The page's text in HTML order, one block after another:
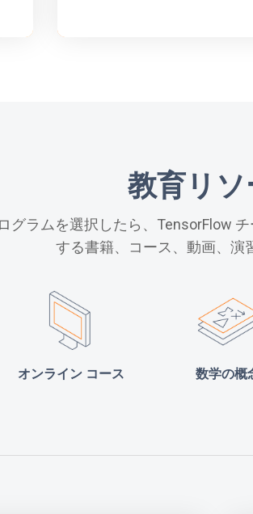
教育リソ
グラムを選択したら、TensorFlow
する書籍、コース、動画、演
オンライン コース 数学の概